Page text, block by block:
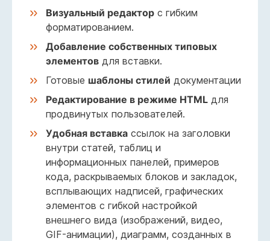
Визуальный редактор с гибким
форматированием.
Добавление собственных типовых
элементов для вставки.
Готовые шаблоны стилей документации
Редактирование в режиме HTML для
продвинутых пользователей.
Удобная вставка ссылок на заголовки
внутри статей, таблиц и
информационных панелей, примеров
кода, раскрываемых блоков и закладок,
всплывающих надписей, графических
элементов с гибкой настройкой
внешнего вида (изображений, видео,
GIF-анимации), диаграмм, созданных в